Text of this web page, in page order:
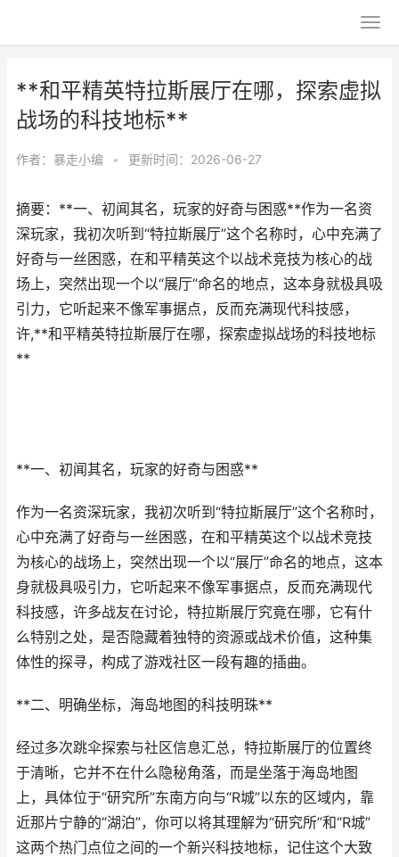
**和平精英特拉斯展厅在哪，探索虚拟
战场的科技地标**
作者： 暴走小编 • 更新时间：2026-06-27
摘要：**一、初闻其名，玩家的好奇与困惑**作为一名资
深玩家，我初次听到“特拉斯展厅”这个名称时，心中充满了
好奇与一丝困惑，在和平精英这个以战术竞技为核心的战
场上，突然出现一个以“展厅”命名的地点，这本身就极具吸
引力，它听起来不像军事据点，反而充满现代科技感，
许,**和平精英特拉斯展厅在哪，探索虚拟战场的科技地标
**
**一、初闻其名，玩家的好奇与困惑**
作为一名资深玩家，我初次听到“特拉斯展厅”这个名称时，
心中充满了好奇与一丝困惑，在和平精英这个以战术竞技
为核心的战场上，突然出现一个以“展厅”命名的地点，这本
身就极具吸引力，它听起来不像军事据点，反而充满现代
科技感，许多战友在讨论，特拉斯展厅究竟在哪，它有什
么特别之处，是否隐藏着独特的资源或战术价值，这种集
体性的探寻，构成了游戏社区一段有趣的插曲。
**二、明确坐标，海岛地图的科技明珠**
经过多次跳伞探索与社区信息汇总，特拉斯展厅的位置终
于清晰，它并不在什么隐秘角落，而是坐落于海岛地图
上，具体位于“研究所”东南方向与“R城”以东的区域内，靠
近那片宁静的“湖泊”，你可以将其理解为“研究所”和“R城”
这两个热门点位之间的一个新兴科技地标，记住这个大致